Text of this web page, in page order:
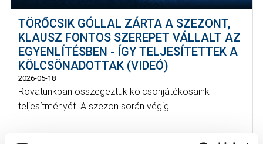
TÖRŐCSIK GÓLLAL ZÁRTA A SZEZONT,
KLAUSZ FONTOS SZEREPET VÁLLALT AZ
EGYENLÍTÉSBEN - ÍGY TELJESÍTETTEK A
KÖLCSÖNADOTTAK (VIDEÓ)
2026-05-18
Rovatunkban összegeztük kölcsönjátékosaink
teljesítményét. A szezon során végig...